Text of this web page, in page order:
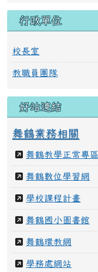
行政單位
校長室
教職員團隊
好站連結
舞鶴業務相關
舞鶴教學正常專區
舞鶴數位學習網
學校課程計畫
舞鶴國小圖書館
舞鶴環教網
學務處網站